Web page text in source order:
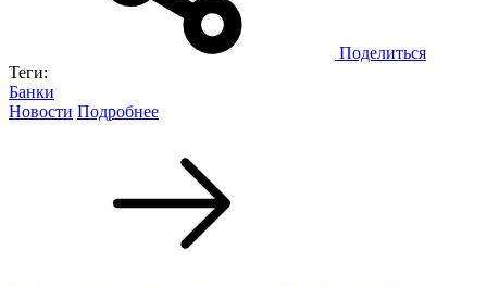
Поделиться
Теги:
Банки
Новости Подробнее